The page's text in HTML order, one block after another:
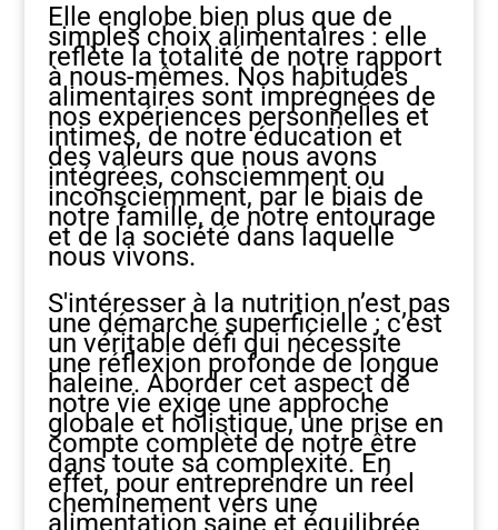
Elle englobe bien plus que de
simples choix alimentaires : elle
reflète la totalité de notre rapport
à nous-mêmes. Nos habitudes
alimentaires sont imprégnées de
nos expériences personnelles et
intimes, de notre éducation et
des valeurs que nous avons
intégrées, consciemment ou
inconsciemment, par le biais de
notre famille, de notre entourage
et de la société dans laquelle
nous vivons.
S'intéresser à la nutrition n’est pas
une démarche superficielle ; c’est
un véritable défi qui nécessite
une réflexion profonde de longue
haleine. Aborder cet aspect de
notre vie exige une approche
globale et holistique, une prise en
compte complète de notre être
dans toute sa complexité. En
effet, pour entreprendre un réel
cheminement vers une
alimentation saine et équilibrée